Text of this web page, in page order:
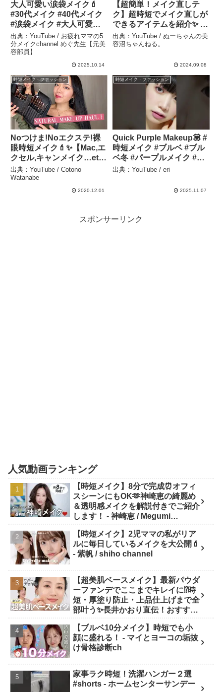
大人可愛い涙袋メイク💄
#30代メイク #40代メイク
#涙袋メイク #大人可愛い #
アラサーママ #アラフォー
ママ #時短メイク #美容 –
お疲れママの5分メイク
channel めぐ先生【元美容
部員】
出典：YouTube / お疲れママの5
分メイクchannel めぐ先生【元美
容部員】
2025.10.14
【超簡単！メイク直しテ
ク】超時短でメイク直しが
できるアイテムを紹介✨ –
ぬーちゃんの美容沼ちゃん
ねる。
出典：YouTube / ぬーちゃんの美
容沼ちゃんねる。
2024.09.08
時短メイク・ファッション
Noつけま!Noエクステ!裸
眼時短メイク💄✨【Mac,エ
クセル,キャンメイク…etc
💓】 – Cotono Watanabe
出典：YouTube / Cotono
Watanabe
2020.12.01
時短メイク・ファッション
Quick Purple Makeup💟 #
時短メイク #ブルベ #ブル
ベ冬 #パープルメイク #透
明感メイク #shorts
出典：YouTube / eri
2025.11.07
スポンサーリンク
人気動画ランキング
【時短メイク】8分で完成⏰オフィ
スシーンにもOK🫶神崎恵の綺麗め
＆透明感メイクを解説付きでご紹介
します！ - 神崎恵 / Megumi
【時短メイク】2児ママの私がリア
ルに毎日しているメイクを大公開💄
- 紫帆 / shiho channel
【超美肌ベースメイク】最新パウダ
ーファンデでここまでキレイに⁉️時
短・厚塗り防止・上品仕上げまで全
部叶う✨長井かおり直伝！おすすめ
方”を徹底解説💡 - 長井かおり | おし
ゃべりメイクBOX
【ブルベ10分メイク】時短でも小
顔に盛れる！ - マイとヨーコの垢抜
け骨格診断ch
家事ラク時短！洗濯ハンガー２選
#shorts - ホームセンターサンデー